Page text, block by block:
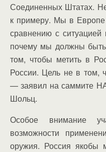
Соединенных Штатах.
к примеру. Мы в
сравнению с
почему мы должны
том, чтобы метить в
России. Цель не в том,
— заявил на саммите
Шольц.
Особое внимание
возможности
оружия. Россия якобы